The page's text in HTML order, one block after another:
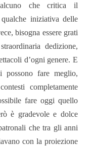
che critica il
iniziativa delle
bisogna essere grati
dedizione,
d’ogni genere. E
fare meglio,
completamente
fare oggi quello
è gradevole e dolce
che tra gli anni
con la proiezione